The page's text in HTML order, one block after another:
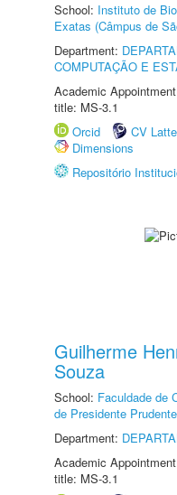
School: Instituto de
Exatas (Câmpus de
Department:
COMPUTAÇÃO E
Academic
title: MS-3.1
Orcid
CV
Dimensions
Repositório
Guilherme
Souza
School: Faculdade de
de Presidente
Department:
Academic
title: MS-3.1